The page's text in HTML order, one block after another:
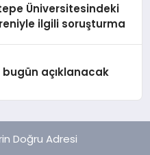
Üniversitesindeki
ilgili soruşturma
bugün açıklanacak
Doğru Adresi